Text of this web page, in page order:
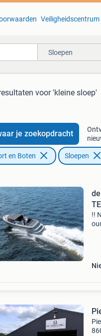
Veiligheidscentrum
Sloepen
voor 'kleine sloep'
je zoekopdracht
en Boten Sloepen
de
!!